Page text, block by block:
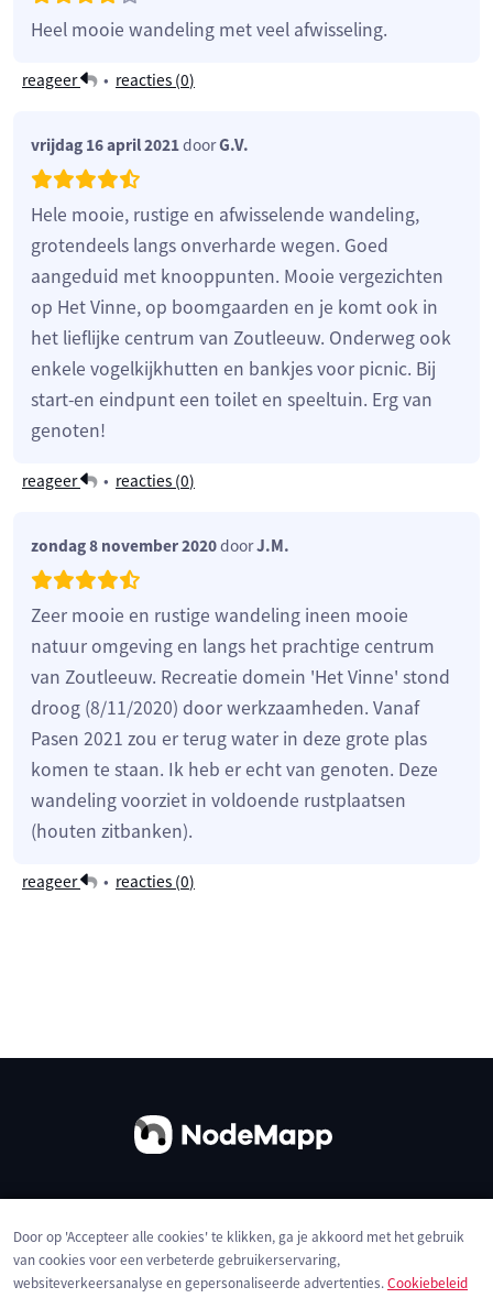
Heel mooie wandeling met veel afwisseling.
reageer • reacties (0)
vrijdag 16 april 2021doorG.V.
Hele mooie, rustige en afwisselende wandeling,
grotendeels langs onverharde wegen. Goed
aangeduid met knooppunten. Mooie vergezichten
op Het Vinne, op boomgaarden en je komt ook in
het lieflijke centrum van Zoutleeuw. Onderweg ook
enkele vogelkijkhutten en bankjes voor picnic. Bij
start-en eindpunt een toilet en speeltuin. Erg van
genoten!
reageer • reacties (0)
zondag 8 november 2020doorJ.M.
Zeer mooie en rustige wandeling ineen mooie
natuur omgeving en langs het prachtige centrum
van Zoutleeuw. Recreatie domein 'Het Vinne' stond
droog (8/11/2020) door werkzaamheden. Vanaf
Pasen 2021 zou er terug water in deze grote plas
komen te staan. Ik heb er echt van genoten. Deze
wandeling voorziet in voldoende rustplaatsen
(houten zitbanken).
reageer • reacties (0)
Privacybeleid Cookies
Door op 'Accepteer alle cookies' te klikken, ga je akkoord met het gebruik
van cookies voor een verbeterde gebruikerservaring,
websiteverkeersanalyse en gepersonaliseerde advertenties.Cookiebeleid